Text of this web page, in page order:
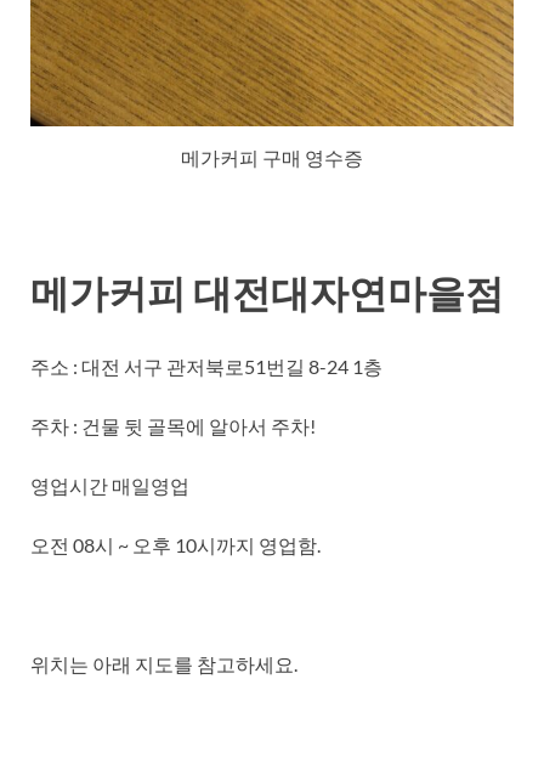
메가커피 구매 영수증
메가커피 대전대자연마을점
주소 : 대전 서구 관저북로51번길 8-24 1층
주차 : 건물 뒷 골목에 알아서 주차!
영업시간 매일영업
오전 08시 ~ 오후 10시까지 영업함.
위치는 아래 지도를 참고하세요.